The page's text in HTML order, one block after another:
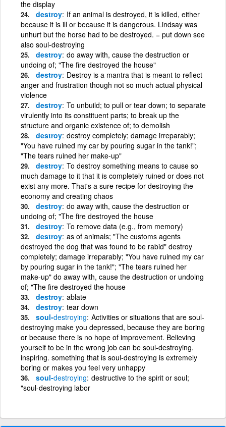
the display
destroy If an animal is destroyed, it is killed, either
because it is ill or because it is dangerous. Lindsay was
unhurt but the horse had to be destroyed. = put down see
also soul-destroying
destroy do away with, cause the destruction or
undoing of; "The fire destroyed the house"
destroy Destroy is a mantra that is meant to reflect
anger and frustration though not so much actual physical
violence
destroy To unbuild; to pull or tear down; to separate
virulently into its constituent parts; to break up the
structure and organic existence of; to demolish
destroy destroy completely; damage irreparably;
"You have ruined my car by pouring sugar in the tank!";
"The tears ruined her make-up"
destroy To destroy something means to cause so
much damage to it that it is completely ruined or does not
exist any more. That's a sure recipe for destroying the
economy and creating chaos
destroy do away with, cause the destruction or
undoing of; "The fire destroyed the house
destroy To remove data (e.g., from memory)
destroy as of animals; "The customs agents
destroyed the dog that was found to be rabid" destroy
completely; damage irreparably; "You have ruined my car
by pouring sugar in the tank!"; "The tears ruined her
make-up" do away with, cause the destruction or undoing
of; "The fire destroyed the house
destroy ablate
destroy tear down
soul-destroying Activities or situations that are soul-
destroying make you depressed, because they are boring
or because there is no hope of improvement. Believing
yourself to be in the wrong job can be soul-destroying.
inspiring. something that is soul-destroying is extremely
boring or makes you feel very unhappy
soul-destroying destructive to the spirit or soul;
"soul-destroying labor